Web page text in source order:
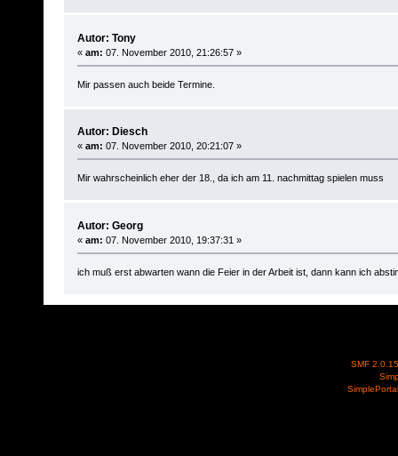
Autor: Tony
« am: 07. November 2010, 21:26:57 »
Mir passen auch beide Termine.
Autor: Diesch
« am: 07. November 2010, 20:21:07 »
Mir wahrscheinlich eher der 18., da ich am 11. nachmittag spielen muss
Autor: Georg
« am: 07. November 2010, 19:37:31 »
ich muß erst abwarten wann die Feier in der Arbeit ist, dann kann ich
SMF 2.0.15